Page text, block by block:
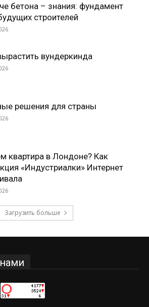
бетона – знания: фундамент
строителей
вундеркинда
решения для страны
квартира в Лондоне? Как
«Индустриалки» Интернет
Загрузить больше